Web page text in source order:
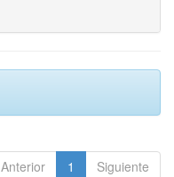
Anterior 1 Siguiente